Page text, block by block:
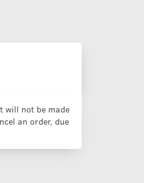
will not be made
an order, due